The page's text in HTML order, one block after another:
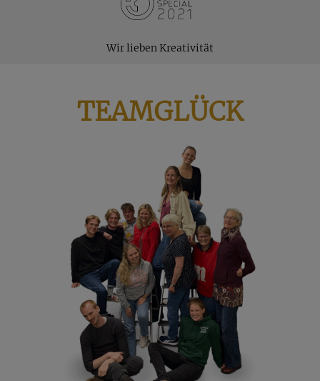
Wir lieben Kreativität
TEAMGLÜCK